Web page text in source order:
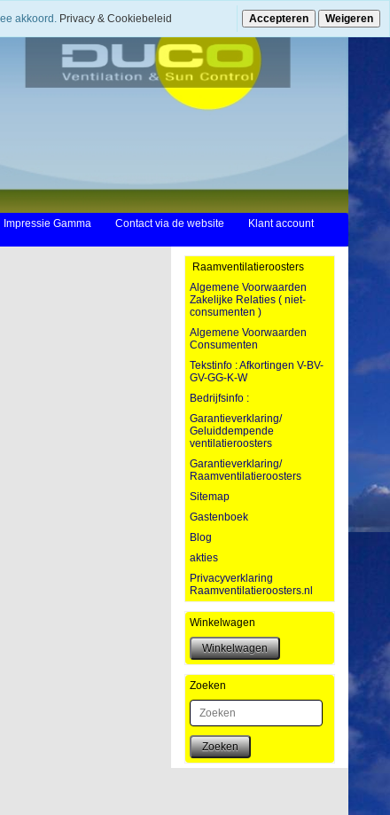
Impressie Gamma Contact via de website
Klant account
Raamventilatieroosters
Algemene Voorwaarden
Zakelijke Relaties ( niet-
consumenten )
Algemene Voorwaarden
Consumenten
Tekstinfo : Afkortingen V-BV-
GV-GG-K-W
Bedrijfsinfo :
Garantieverklaring/
Geluiddempende
ventilatieroosters
Garantieverklaring/
Raamventilatieroosters
Sitemap
Gastenboek
Blog
akties
Privacyverklaring
Raamventilatieroosters.nl
Winkelwagen
Zoeken
Zoeken
akkoord. Privacy & Cookiebeleid Accepteren Weigeren